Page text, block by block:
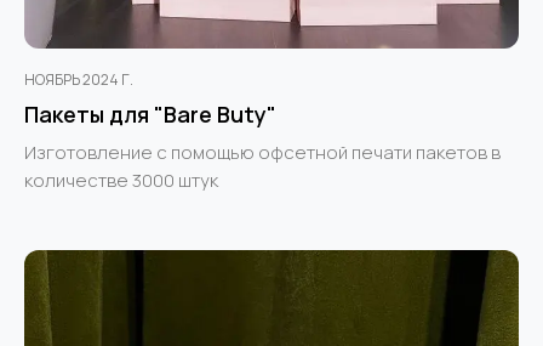
НОЯБРЬ 2024 Г.
Пакеты для "Bare Buty"
Изготовление с помощью офсетной печати пакетов в
количестве 3000 штук